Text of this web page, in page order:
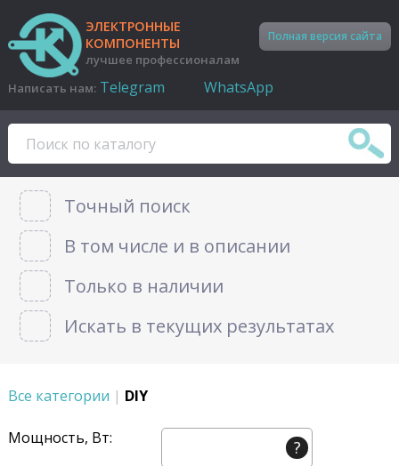
ЭЛЕКТРОННЫЕ
КОМПОНЕНТЫ
лучшее профессионалам
Полная версия сайта
Написать нам: Telegram WhatsApp
Точный поиск
В том числе и в описании
Только в наличии
Искать в текущих результатах
Все категории | DIY
Мощность, Вт: ?